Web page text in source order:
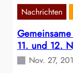
Nachrichten
11. und 12.
Nov. 27,